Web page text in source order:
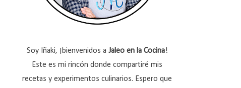
Soy Iñaki, ¡bienvenidos a Jaleo en la Cocina!
Este es mi rincón donde compartiré mis
recetas y experimentos culinarios. Espero que